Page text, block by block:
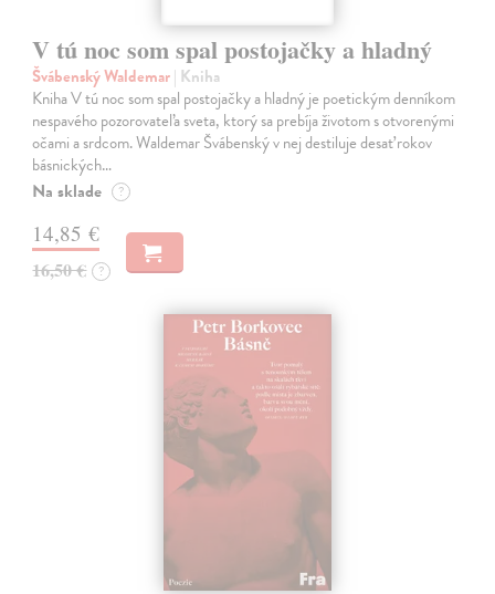
V tú noc som spal postojačky a hladný
Švábenský Waldemar| Kniha
Kniha V tú noc som spal postojačky a hladný je poetickým denníkom
nespavého pozorovateľa sveta, ktorý sa prebíja životom s otvorenými
očami a srdcom. Waldemar Švábenský v nej destiluje desať rokov
básnických…
Na sklade ?
14,85 €
16,50 € ?